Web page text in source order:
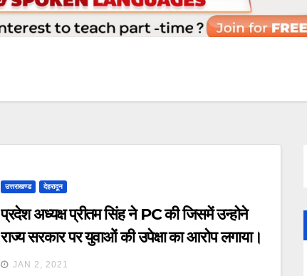
उत्तराखण्ड देहरादून
प्रदेश अध्यक्ष प्रीतम सिंह ने PC की जिसमें उन्होने
राज्य सरकार पर युवाओं की उपेक्षा का आरोप लगाया।
JAN 2, 2021